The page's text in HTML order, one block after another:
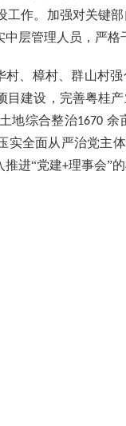
工作。加强对关键
层管理人员，严格
、樟村、群山村
建设，完善粤桂
地综合整治1670 余
实全面从严治党主
推进“党建+理事会”